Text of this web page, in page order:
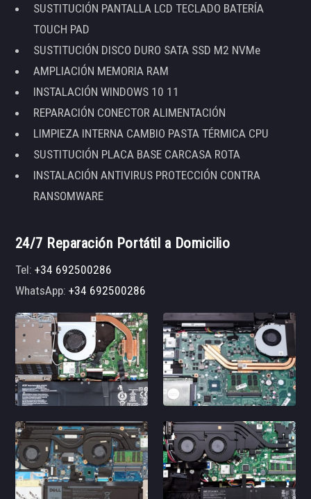
SUSTITUCIÓN PANTALLA LCD TECLADO BATERÍA
TOUCH PAD
SUSTITUCIÓN DISCO DURO SATA SSD M2 NVMe
AMPLIACIÓN MEMORIA RAM
INSTALACIÓN WINDOWS 10 11
REPARACIÓN CONECTOR ALIMENTACIÓN
LIMPIEZA INTERNA CAMBIO PASTA TÉRMICA CPU
SUSTITUCIÓN PLACA BASE CARCASA ROTA
INSTALACIÓN ANTIVIRUS PROTECCIÓN CONTRA
RANSOMWARE
24/7 Reparación Portátil a Domicilio
Tel:+34 692500286
WhatsApp:+34 692500286